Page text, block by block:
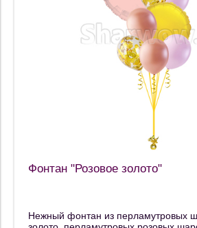
Фонтан "Розовое золото"
Нежный фонтан из перламутровых